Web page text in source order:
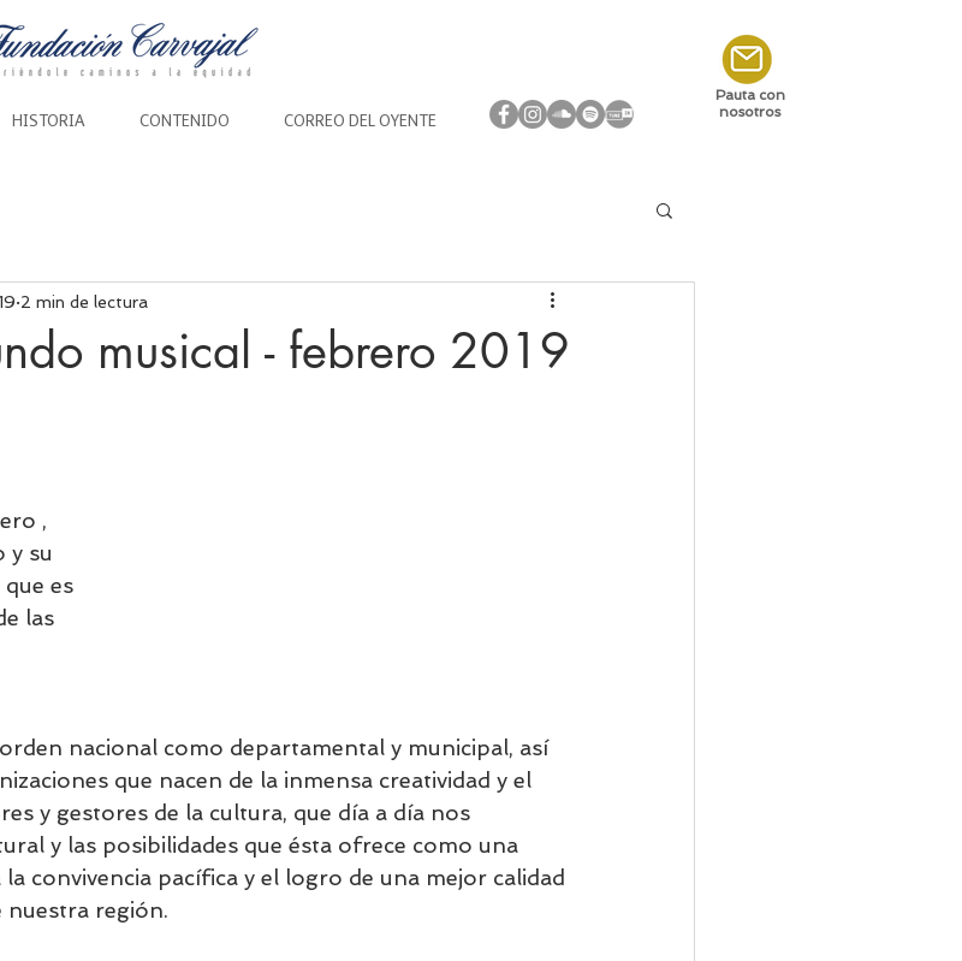
HISTORIA CONTENIDO CORREO DEL OYENTE
Pauta con
nosotros
musical - febrero 2019
2 min de lectura
,
y su
es
las
nacional como departamental y municipal, así
que nacen de la inmensa creatividad y el
y gestores de la cultura, que día a día nos
y las posibilidades que ésta ofrece como una
convivencia pacífica y el logro de una mejor calidad
nuestra región.